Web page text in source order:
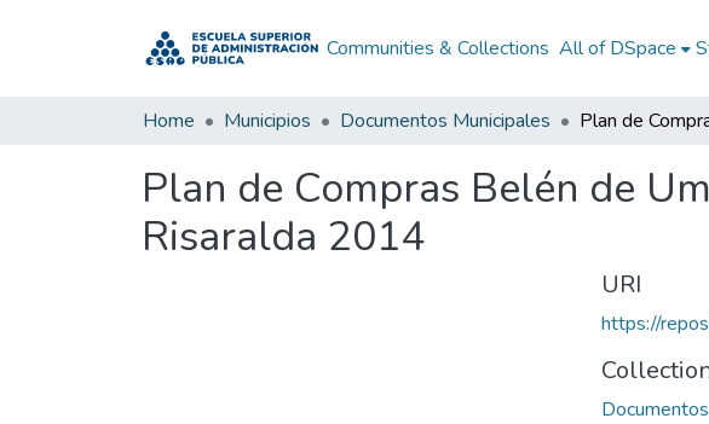
Communities & Collections All of DSpace
Home Municipios Documentos Municipales
Plan de Compras Belén de
Risaralda 2014
URI
https://